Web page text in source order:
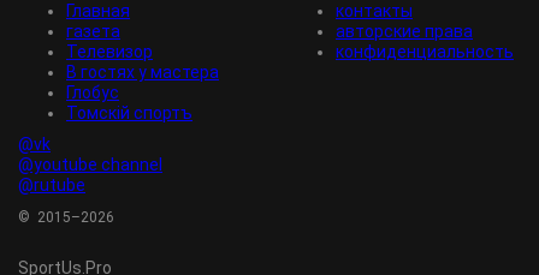
Главная
газета
Телевизор
В гостях у мастера
Глобус
Томскiй спортъ
контакты
авторские права
конфиденциальность
@vk
@youtube channel
@rutube
© 2015–2026
SportUs. Pro